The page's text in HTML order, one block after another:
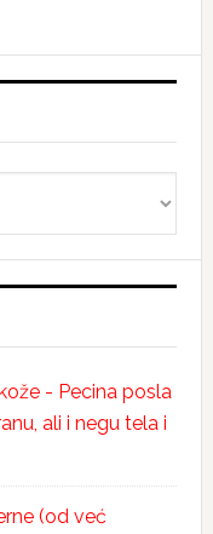
- Pecina posla
ali i negu tela i
(od već